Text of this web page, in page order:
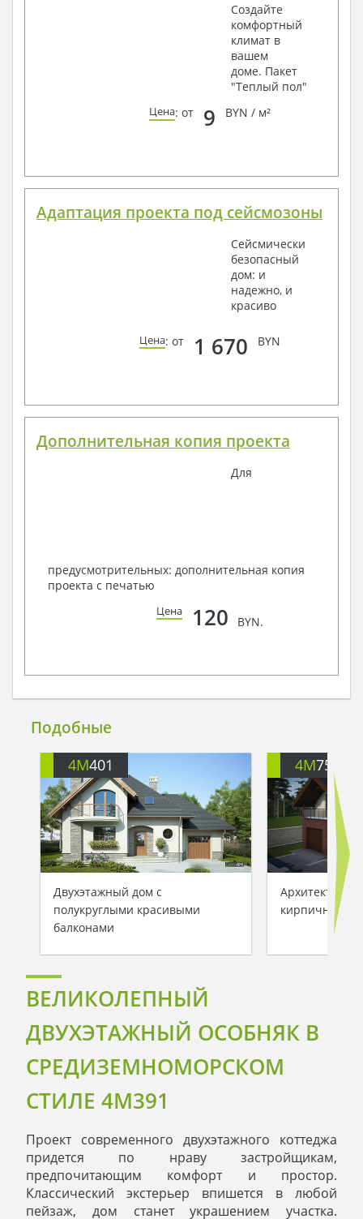
Создайте
комфортный
климат в
вашем
доме. Пакет
"Теплый пол"
Цена: от 9 BYN / м²
Адаптация проекта под сейсмозоны
Сейсмически
безопасный
дом: и
надежно, и
красиво
Цена: от 1 670 BYN
Дополнительная копия проекта
Для
предусмотрительных: дополнительная копия
проекта с печатью
Цена 120 BYN.
Подобные
4M401
Двухэтажный дом с
полукруглыми красивыми
балконами
4M751
кирпичного
ВЕЛИКОЛЕПНЫЙ
ДВУХЭТАЖНЫЙ ОСОБНЯК В
СРЕДИЗЕМНОМОРСКОМ
СТИЛЕ 4M391
Проект современного двухэтажного коттеджа
придется по нраву застройщикам,
предпочитающим комфорт и простор.
Классический экстерьер впишется в любой
пейзаж, дом станет украшением участка.